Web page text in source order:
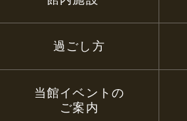
過ごし方
当館イベントの
ご案内